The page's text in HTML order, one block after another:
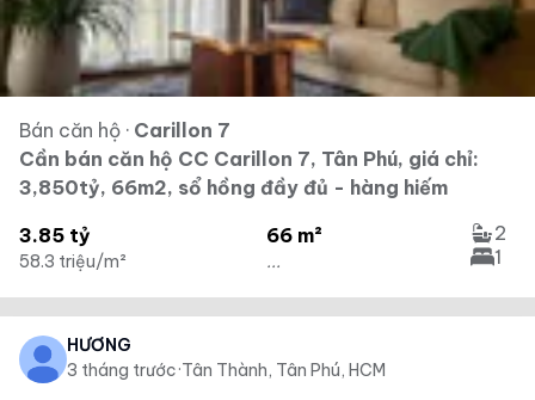
Bán căn hộ · Carillon 7
Cần bán căn hộ CC Carillon 7, Tân Phú, giá chỉ:
3,850tỷ, 66m2, sổ hồng đầy đủ - hàng hiếm
3.85 tỷ
58.3 triệu/m²
66 m²
...
2
1
HƯƠNG
3 tháng trước·Tân Thành, Tân Phú, HCM